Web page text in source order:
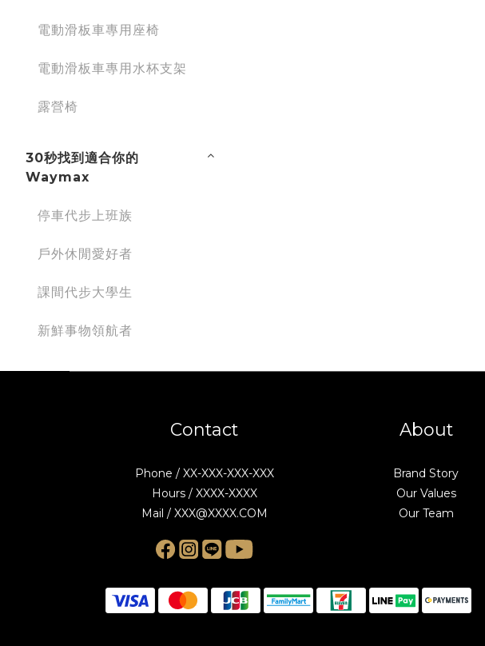
電動滑板車專用座椅
電動滑板車專用水杯支架
露營椅
30秒找到適合你的
Waymax
停車代步上班族
戶外休閒愛好者
課間代步大學生
新鮮事物領航者
Contact
Phone / XX-XXX-XXX-XXX
Hours / XXXX-XXXX
Mail / XXX@XXXX.COM
About
Brand Story
Our Values
Our Team